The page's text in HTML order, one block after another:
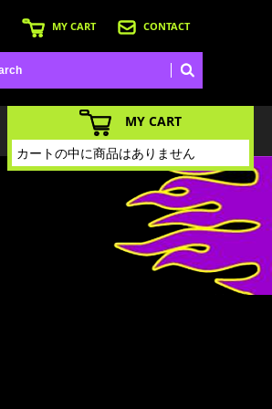
MY CART CONTACT
MY CART
カートの中に商品はありません